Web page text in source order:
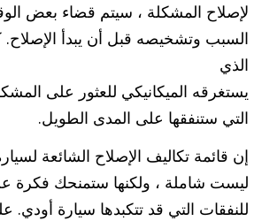
لإصلاح المشكلة ، سيتم قضاء بعض
السبب وتشخيصه قبل أن يبدأ الإصلاح.
الذي
يستغرقه الميكانيكي للعثور على
التي ستنفقها على المدى الطويل.
إن قائمة تكاليف الإصلاح الشائعة
ليست شاملة ، ولكنها ستمنحك فكرة
للنفقات التي قد تتكبدها سيارة أودي.